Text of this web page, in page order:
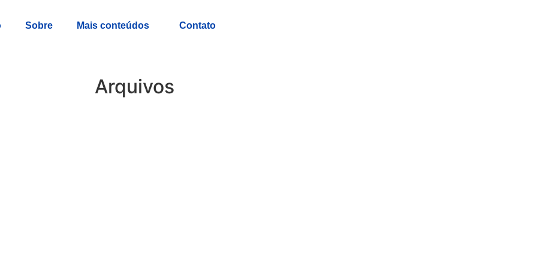
Sobre Mais conteúdos Contato
Arquivos